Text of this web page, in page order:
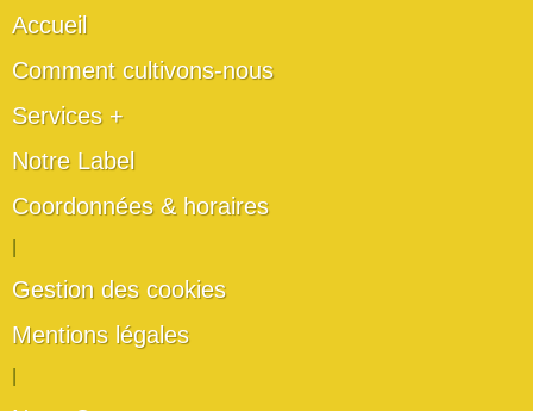
Accueil
Comment cultivons-nous
Services +
Notre Label
Coordonnées & horaires
Gestion des cookies
Mentions légales